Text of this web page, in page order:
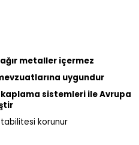
metaller içermez
uygundur
kaplama sistemleri ile Avrupa
korunur